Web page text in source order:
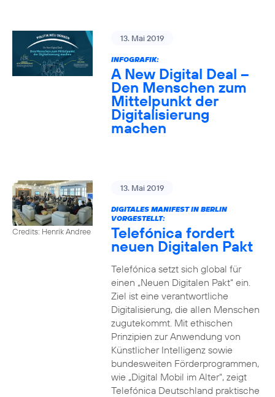
13. Mai 2019
INFOGRAFIK:
A New Digital Deal –
Den Menschen zum
Mittelpunkt der
Digitalisierung
machen
Credits: Henrik Andree
13. Mai 2019
DIGITALES MANIFEST IN BERLIN
VORGESTELLT:
Telefónica fordert
neuen Digitalen Pakt
Telefónica setzt sich global für
einen „Neuen Digitalen Pakt“ ein.
Ziel ist eine verantwortliche
Digitalisierung, die allen Menschen
zugutekommt. Mit ethischen
Prinzipien zur Anwendung von
Künstlicher Intelligenz sowie
bundesweiten Förderprogrammen,
wie „Digital Mobil im Alter“, zeigt
Telefónica Deutschland praktische